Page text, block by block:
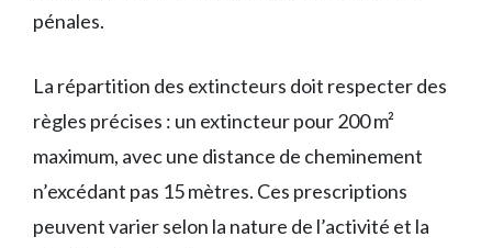
pénales.
La répartition des extincteurs doit respecter des
règles précises : un extincteur pour 200 m²
maximum, avec une distance de cheminement
n’excédant pas 15 mètres. Ces prescriptions
peuvent varier selon la nature de l’activité et la